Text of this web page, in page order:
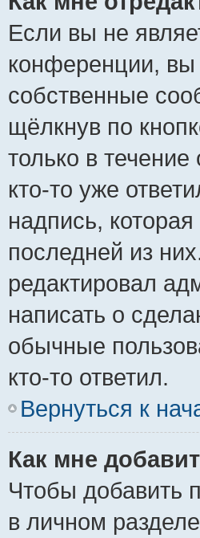
Если вы не
конференции, вы
собственные
щёлкнув по
только в
кто-то уже
надпись,
последней из
редактировал
написать о
обычные
кто-то ответил.
Вернуться к
Как мне
Чтобы добавить
в личном